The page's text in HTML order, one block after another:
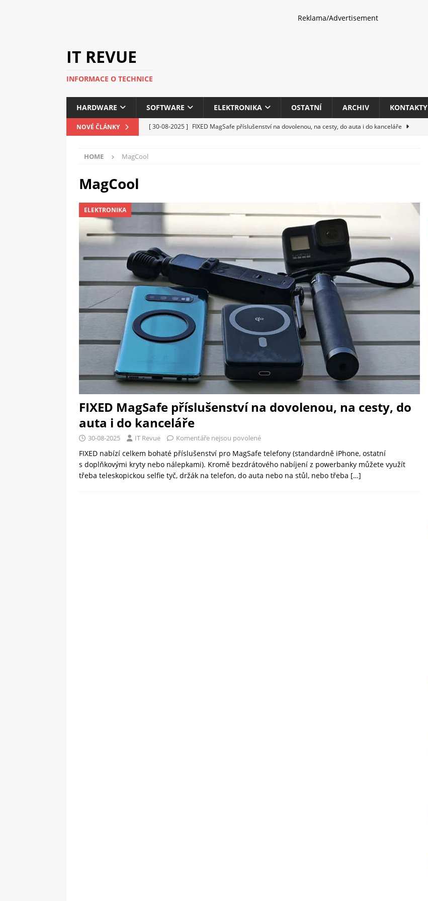
Reklama/Advertisement
IT REVUE
INFORMACE O TECHNICE
HARDWARE SOFTWARE ELEKTRONIKA OSTATNÍ ARCHIV KONTAKTY
NOVÉ ČLÁNKY [ 30-08-2025 ] FIXED MagSafe příslušenství na dovolenou, na cesty, do auta i do kanceláře
C5100 a 6100
PERIFERIE
Domácí pec na pizzu Cuisinart CPZ-120 promění vaši kuchyň na italskou
pizzerii
OSTATNÍ
[ 06-05-2025 ]
Blockchain a růst krypto kasin: Co by měli vědět milovníci technologií
SOFTWARE
HOME MagCool
MagCool
ELEKTRONIKA
FIXED MagSafe příslušenství na dovolenou, na cesty, do
auta i do kanceláře
30-08-2025 IT Revue Komentáře nejsou povolené
FIXED nabízí celkem bohaté příslušenství pro MagSafe telefony (standardně iPhone, ostatní
s doplňkovými kryty nebo nálepkami). Kromě bezdrátového nabíjení z powerbanky můžete využít
třeba teleskopickou selfie tyč, držák na telefon, do auta nebo na stůl, nebo třeba […]